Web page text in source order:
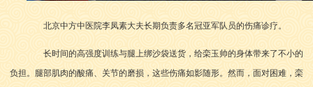
北京中方中医院李凤素大夫长期负责多名冠亚军队员的伤痛诊疗。
长时间的高强度训练与腿上绑沙袋送货，给栾玉帅的身体带来了不小的
负担。腿部肌肉的酸痛、关节的磨损，这些伤痛如影随形。然而，面对困难，栾